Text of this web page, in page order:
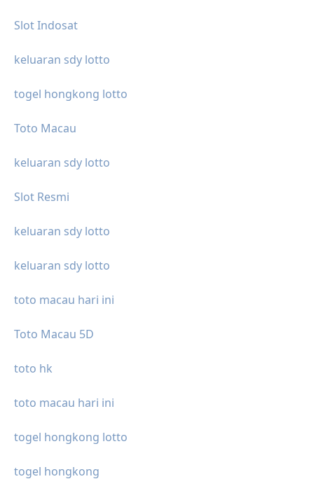
Slot Indosat
keluaran sdy lotto
togel hongkong lotto
Toto Macau
keluaran sdy lotto
Slot Resmi
keluaran sdy lotto
keluaran sdy lotto
toto macau hari ini
Toto Macau 5D
toto hk
toto macau hari ini
togel hongkong lotto
togel hongkong